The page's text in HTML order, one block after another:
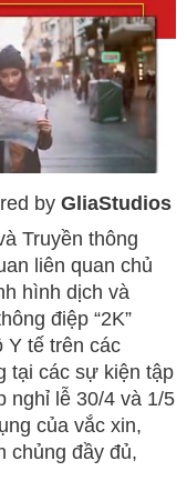
by GliaStudios
Truyền thông
liên quan chủ
hình dịch và
điệp “2K”
Y tế trên các
tại các sự kiện tập
nghỉ lễ 30/4 và 1/5
của vắc xin,
chủng đầy đủ,